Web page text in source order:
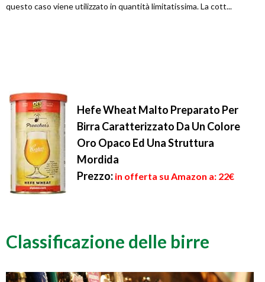
questo caso viene utilizzato in quantità limitatissima. La cott...
Hefe Wheat Malto Preparato Per
Birra Caratterizzato Da Un Colore
Oro Opaco Ed Una Struttura
Mordida
Prezzo: in offerta su Amazon a: 22€
Classificazione delle birre